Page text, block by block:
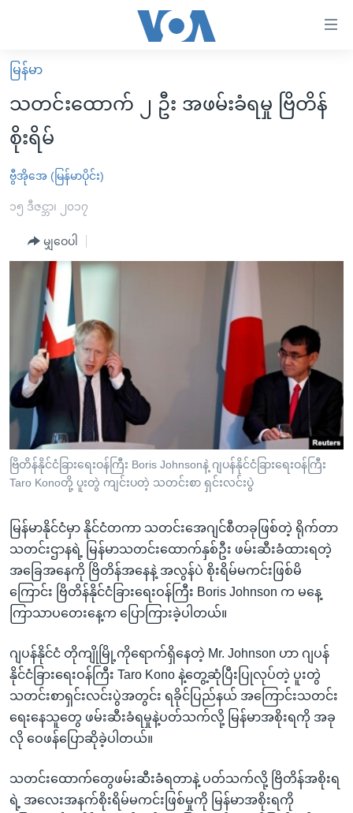
လွယ်ကူ
စေ
သည့်
Link
များ
ပင်မ
ညွန်း
စာမျက်နှာ
သို့
ကျော်
ကြည့်
ရန်
ရန်
နေရာ
သို့
ကျော်
ရန်
မူလစာမျက်နှာ
မြန်မာ
ကမ္ဘာ့သတင်းများ
နိုင်ငံတကာ
အစ္စရေး-ပါလက်စတိုင်း
ဗွီဒီယို
အင်္ဂလိပ်စာလေ့လာမယ်
အမေရိကန်သုံးအီဒီယံ
မကြေးမုံရဲ့ အင်္ဂလိပ်စာ
ရုပ်ရှင်ထဲက အင်္ဂလိပ်စာ
သုတပဒေသာ အင်္ဂလိပ်စာ
အပတ်စဉ်ကဏ္ဍများ
ရေဒီယို
တီဗွီ
ရေဒီယိုနှင့်ရုပ်သံ အချက်အလက်များ
ရေဒီယို/တီဗွီအစီအစဉ်
Learning English
ဗွီအိုအေ လူမှုကွန်ယက်များ
မြန်မာ
သတင်းထောက် ၂ ဦး အဖမ်းခံရမှု ဗြိတိန်
စိုးရိမ်
ဗွီအိုအေ (မြန်မာပိုင်း)
၁၅ ဒီဇင္ဘာ၊ ၂၀၁၇
မျှဝေပါ
ဗြိတိန်နိုင်ငံခြားရေးဝန်ကြီး Boris Johnsonနဲ့ ဂျပန်နိုင်ငံခြားရေးဝန်ကြီး
Taro Konoတို့ ပူးတွဲ ကျင်းပတဲ့ သတင်းစာ ရှင်းလင်းပွဲ
မြန်မာနိုင်ငံမှာ နိုင်ငံတကာ သတင်းအေဂျင်စီတခုဖြစ်တဲ့ ရိုက်တာ
သတင်းဌာနရဲ့ မြန်မာသတင်းထောက်နှစ်ဦး ဖမ်းဆီးခံထားရတဲ့
အခြေအနေကို ဗြိတိန်အနေနဲ့ အလွန်ပဲ စိုးရိမ်မကင်းဖြစ်မိ
ကြောင်း ဗြိတိန်နိုင်ငံခြားရေးဝန်ကြီး Boris Johnson က မနေ့
ကြာသာပတေးနေ့က ပြောကြားခဲ့ပါတယ်။
ဂျပန်နိုင်ငံ တိုကျိုမြို့ကိုရောက်ရှိနေတဲ့ Mr. Johnson ဟာ ဂျပန်
နိုင်ငံခြားရေးဝန်ကြီး Taro Kono နဲ့တွေ့ဆုံပြီးပြုလုပ်တဲ့ ပူးတွဲ
သတင်းစာရှင်းလင်းပွဲအတွင်း ရခိုင်ပြည်နယ် အကြောင်းသတင်း
ရေးနေသူတွေ ဖမ်းဆီးခံရမှုနဲ့ပတ်သက်လို့ မြန်မာအစိုးရကို အခု
လို ဝေဖန်ပြောဆိုခဲ့ပါတယ်။
သတင်းထောက်တွေဖမ်းဆီးခံရတာနဲ့ ပတ်သက်လို့ ဗြိတိန်အစိုးရ
ရဲ့ အလေးအနက်စိုးရိမ်မကင်းဖြစ်မှုကို မြန်မာအစိုးရကို